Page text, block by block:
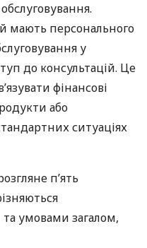
мають персонального
у
до консультацій. Це
фінансові
або
ситуаціях
п’ять
умовами загалом,